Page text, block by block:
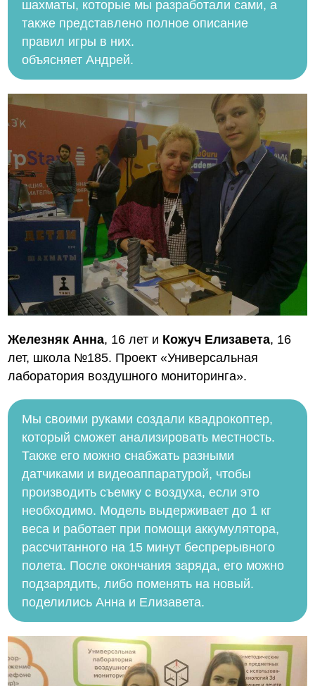
шахматы, которые мы разработали сами, а
также представлено полное описание
правил игры в них.
объясняет Андрей.
Железняк Анна, 16 лет и Кожуч Елизавета, 16
лет, школа №185. Проект «Универсальная
лаборатория воздушного мониторинга».
Мы своими руками создали квадрокоптер,
который сможет анализировать местность.
Также его можно снабжать разными
датчиками и видеоаппаратурой, чтобы
производить съемку с воздуха, если это
необходимо. Модель выдерживает до 1 кг
веса и работает при помощи аккумулятора,
рассчитанного на 15 минут беспрерывного
полета. После окончания заряда, его можно
подзарядить, либо поменять на новый.
поделились Анна и Елизавета.